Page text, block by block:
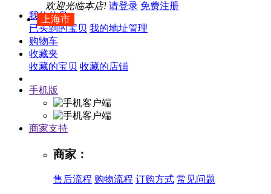
上海市
欢迎光临本店! 请登录 免费注册
我的信息
已买到的宝贝 我的地址管理
购物车
收藏夹
收藏的宝贝 收藏的店铺
手机版
商家支持
商家：
售后流程 购物流程 订购方式 常见问题